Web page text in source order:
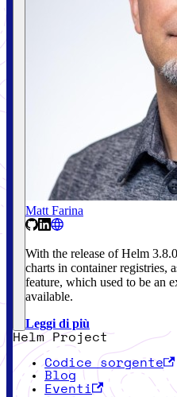
Matt Farina
With the release of Helm
charts in container registries,
feature, which used to be an
available.
Leggi di più
Helm Project
Codice sorgente
Blog
Eventi